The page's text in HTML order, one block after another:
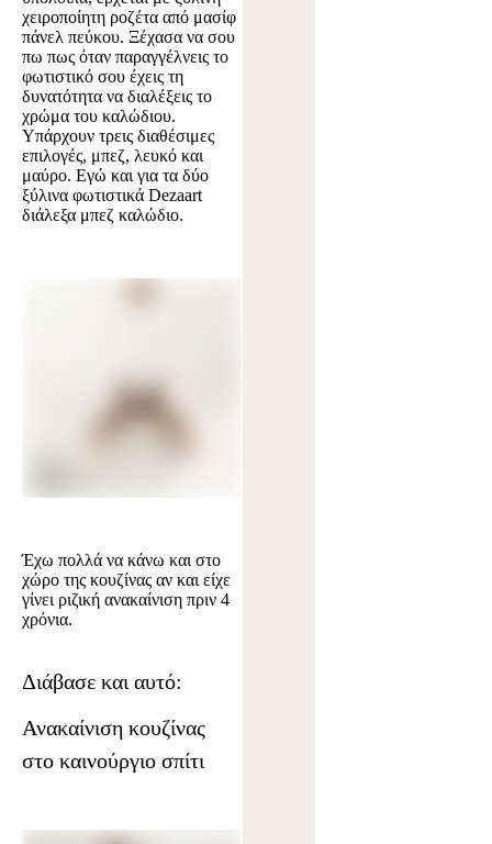
χειροποίητη ροζέτα από μασίφ
πάνελ πεύκου. Ξέχασα να σου
πω πως όταν παραγγέλνεις το
φωτιστικό σου έχεις τη
δυνατότητα να διαλέξεις το
χρώμα του καλώδιου.
Υπάρχουν τρεις διαθέσιμες
επιλογές, μπεζ, λευκό και
μαύρο. Εγώ και για τα δύο
ξύλινα φωτιστικά Dezaart
διάλεξα μπεζ καλώδιο.
Έχω πολλά να κάνω και στο
χώρο της κουζίνας αν και είχε
γίνει ριζική ανακαίνιση πριν 4
χρόνια.
Διάβασε και αυτό:
Ανακαίνιση κουζίνας
στο καινούργιο σπίτι